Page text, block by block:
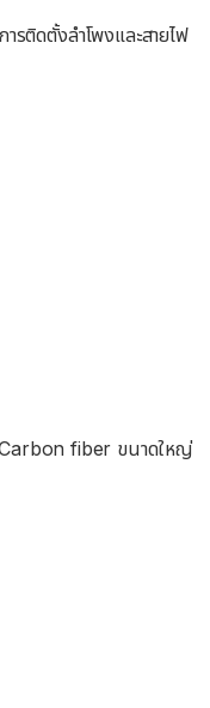
รติดตั้งลำโพงและสายไฟ
fiber ขนาดใหญ่